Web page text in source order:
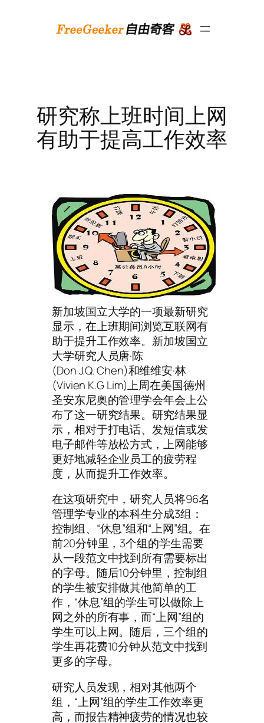
研究称上班时间上网
有助于提高工作效率
新加坡国立大学的一项最新研究
显示，在上班期间浏览互联网有
助于提升工作效率。新加坡国立
大学研究人员唐·陈
(Don J.Q. Chen)和维维安·林
(Vivien K.G Lim)上周在美国德州
圣安东尼奥的管理学会年会上公
布了这一研究结果。研究结果显
示，相对于打电话、发短信或发
电子邮件等放松方式，上网能够
更好地减轻企业员工的疲劳程
度，从而提升工作效率。
在这项研究中，研究人员将96名
管理学专业的本科生分成3组：
控制组、“休息”组和“上网”组。在
前20分钟里，3个组的学生需要
从一段范文中找到所有需要标出
的字母。随后10分钟里，控制组
的学生被安排做其他简单的工
作，“休息”组的学生可以做除上
网之外的所有事，而“上网”组的
学生可以上网。随后，三个组的
学生再花费10分钟从范文中找到
更多的字母。
研究人员发现，相对其他两个
组，“上网”组的学生工作效率更
高，而报告精神疲劳的情况也较